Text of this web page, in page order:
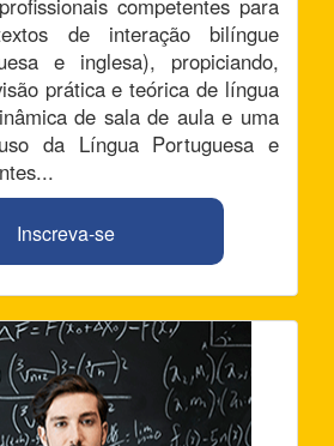
de interação bilíngue
e inglesa), propiciando,
prática e teórica de língua
de sala de aula e uma
da Língua Portuguesa e
Inscreva-se